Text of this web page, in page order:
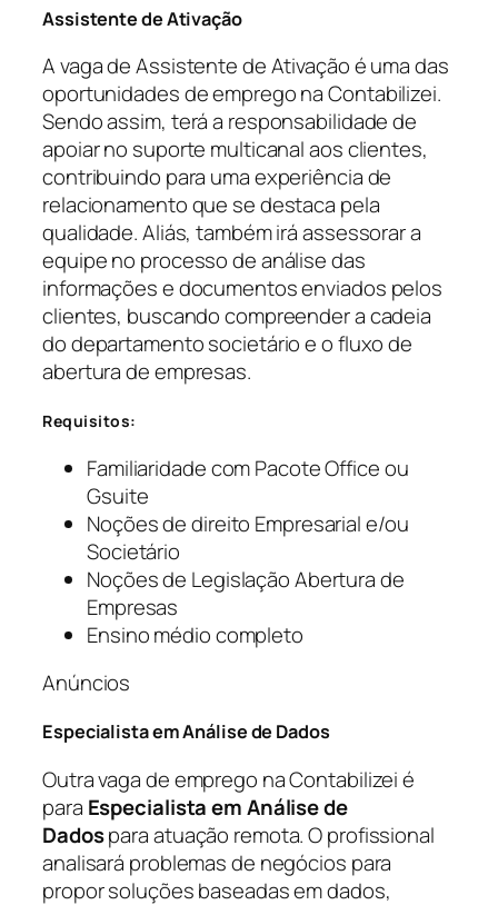
Assistente de Ativação
A vaga de Assistente de Ativação é uma das
oportunidades de emprego na Contabilizei.
Sendo assim, terá a responsabilidade de
apoiar no suporte multicanal aos clientes,
contribuindo para uma experiência de
relacionamento que se destaca pela
qualidade. Aliás, também irá assessorar a
equipe no processo de análise das
informações e documentos enviados pelos
clientes, buscando compreender a cadeia
do departamento societário e o fluxo de
abertura de empresas.
Requisitos:
Familiaridade com Pacote Office ou
Gsuite
Noções de direito Empresarial e/ou
Societário
Noções de Legislação Abertura de
Empresas
Ensino médio completo
Anúncios
Especialista em Análise de Dados
Outra vaga de emprego na Contabilizei é
para Especialista em Análise de
Dadospara atuação remota. O profissional
analisará problemas de negócios para
propor soluções baseadas em dados,